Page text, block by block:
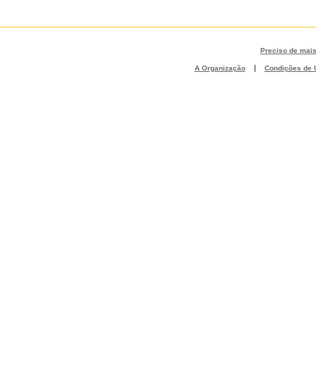
Preciso de
A Organização | Condições de